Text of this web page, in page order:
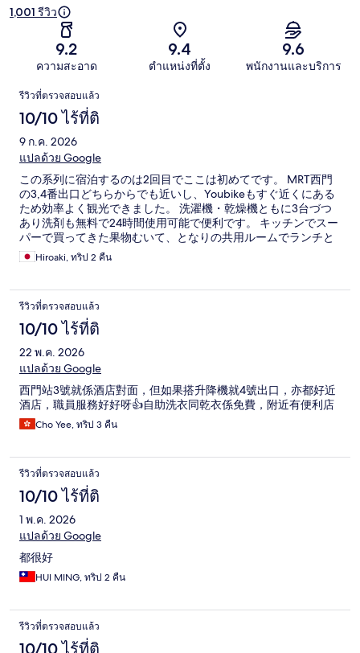
1,001 รีวิว
9.2
ความสะอาด
9.4
ตำแหน่งที่ตั้ง
9.6
พนักงานและบริการ
รีวิว
รีวิวที่ตรวจสอบแล้ว
10/10 ไร้ที่ติ
9 ก.ค. 2026
แปลด้วย Google
この系列に宿泊するのは2回目でここは初めてです。 MRT西門
の3,4番出口どちらからでも近いし、Youbikeもすぐ近くにある
ため効率よく観光できました。 洗濯機・乾燥機ともに3台づつ
あり洗剤も無料で24時間使用可能で便利です。 キッチンでスー
パーで買ってきた果物むいて、となりの共用ルームでランチと
一緒に食べたりなど有意義に過ごせました。 備品の補充も電話
後２～3分で対応いただき感謝しています。 ほとんどのスタッ
ありがとうございました。今回も快適に過ごすことができまし
た。
Hiroaki, ทริป 2 คืน
รีวิวที่ตรวจสอบแล้ว
10/10 ไร้ที่ติ
22 พ.ค. 2026
แปลด้วย Google
西門站3號就係酒店對面，但如果搭升降機就4號出口，亦都好近
酒店，職員服務好好呀👍自助洗衣同乾衣係免費，附近有便利店
Cho Yee, ทริป 3 คืน
รีวิวที่ตรวจสอบแล้ว
10/10 ไร้ที่ติ
1 พ.ค. 2026
แปลด้วย Google
都很好
HUI MING, ทริป 2 คืน
รีวิวที่ตรวจสอบแล้ว